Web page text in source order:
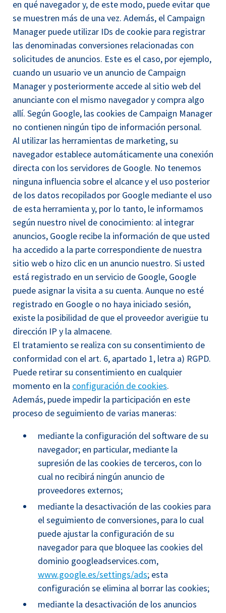
en qué navegador y, de este modo, puede evitar que
se muestren más de una vez. Además, el Campaign
Manager puede utilizar IDs de cookie para registrar
las denominadas conversiones relacionadas con
solicitudes de anuncios. Este es el caso, por ejemplo,
cuando un usuario ve un anuncio de Campaign
Manager y posteriormente accede al sitio web del
anunciante con el mismo navegador y compra algo
allí. Según Google, las cookies de Campaign Manager
no contienen ningún tipo de información personal.
Al utilizar las herramientas de marketing, su
navegador establece automáticamente una conexión
directa con los servidores de Google. No tenemos
ninguna influencia sobre el alcance y el uso posterior
de los datos recopilados por Google mediante el uso
de esta herramienta y, por lo tanto, le informamos
según nuestro nivel de conocimiento: al integrar
anuncios, Google recibe la información de que usted
ha accedido a la parte correspondiente de nuestra
sitio web o hizo clic en un anuncio nuestro. Si usted
está registrado en un servicio de Google, Google
puede asignar la visita a su cuenta. Aunque no esté
registrado en Google o no haya iniciado sesión,
existe la posibilidad de que el proveedor averigüe tu
dirección IP y la almacene.
El tratamiento se realiza con su consentimiento de
conformidad con el art. 6, apartado 1, letra a) RGPD.
Puede retirar su consentimiento en cualquier
momento en la configuración de cookies.
Además, puede impedir la participación en este
proceso de seguimiento de varias maneras:
mediante la configuración del software de su
navegador; en particular, mediante la
supresión de las cookies de terceros, con lo
cual no recibirá ningún anuncio de
proveedores externos;
mediante la desactivación de las cookies para
el seguimiento de conversiones, para lo cual
puede ajustar la configuración de su
navegador para que bloquee las cookies del
dominio googleadservices.com,
www.google.es/settings/ads; esta
configuración se elimina al borrar las cookies;
mediante la desactivación de los anuncios